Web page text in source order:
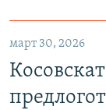
март 30, 2026